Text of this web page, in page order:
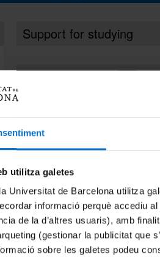
utilitza galetes
Universitat de Barcelona utilitza
informació perquè accediu
de la d’altres usuaris), amb
(gestionar la publicitat que
sobre les galetes podeu
Support for studying